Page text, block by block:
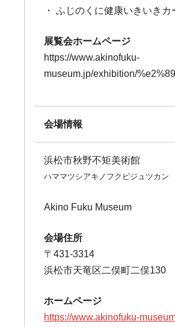
・ ふじのくに健康いきいき
展覧会ホームページ
https://www.akinofuku-
museum.jp/exhibition/
会場情報
浜松市秋野不矩美術館
ハママツシアキノフクビジュツカン
Akino Fuku Museum
会場住所
〒431-3314
浜松市天竜区二俣町二俣130
ホームページ
https://www.akinofuku-